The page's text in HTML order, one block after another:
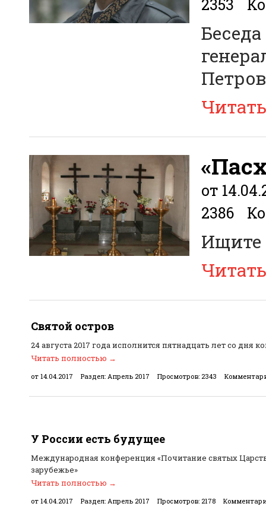
2353
от
2386
Ищите
Святой остров
24 августа 2017 года исполнится пятнадцать лет со дня
Читать полностью →
от 14.04.2017
Раздел: Апрель 2017 Просмотров: 2343
У России есть будущее
Международная конференция «Почитание святых
зарубежье»
Читать полностью →
от 14.04.2017
Раздел: Апрель 2017 Просмотров: 2178